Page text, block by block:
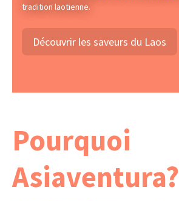
tradition laotienne.
Découvrir les saveurs du Laos
Pourquoi
Asiaventura?